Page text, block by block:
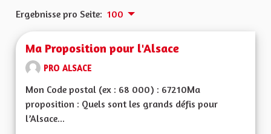
Ergebnisse pro Seite: 100
Ma Proposition pour l'Alsace
PRO ALSACE
Mon Code postal (ex : 68 000) : 67210Ma
proposition : Quels sont les grands défis pour
l’Alsace...